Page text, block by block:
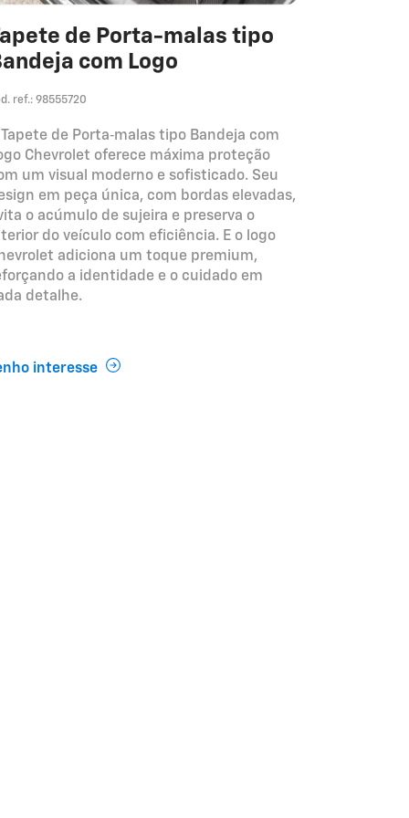
de Porta-malas tipo
com Logo
ref.: 98555720
Tapete de Porta‑malas tipo Bandeja com
Chevrolet oferece máxima proteção
um visual moderno e sofisticado. Seu
em peça única, com bordas elevadas,
o acúmulo de sujeira e preserva o
do veículo com eficiência. E o logo
adiciona um toque premium,
a identidade e o cuidado em
detalhe.
interesse